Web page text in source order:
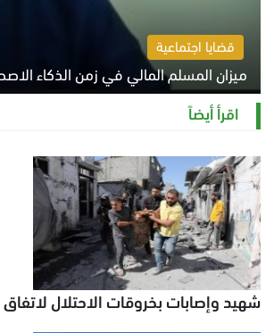
قضايا اجتماعية
ميزان المسلم المالي في زمن الذكاء
السبت 8 أغسطس 2026 11:21 ص
اقرأ أيضاً
شهيد وإصابات بخروقات الاحتلال